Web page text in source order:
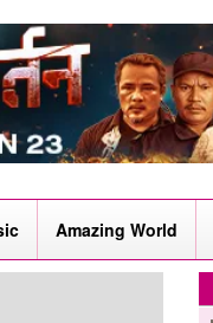
Amazing World